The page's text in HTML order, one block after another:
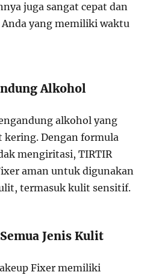
juga sangat cepat dan
yang memiliki waktu
Alkohol
alkohol yang
kering. Dengan formula
mengiritasi, TIRTIR
aman untuk digunakan
termasuk kulit sensitif.
Jenis Kulit
Fixer memiliki